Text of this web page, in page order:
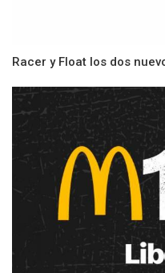
Racer y Float los dos